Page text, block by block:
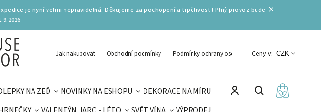
je nyní velmi nepravidelná. Děkujeme za pochopení a trpělivost ! Plný provoz bude
Jak nakupovat Obchodní podmínky Podmínky ochrany osobních údajů
Ceny v: CZK
NA ZEĎ NOVINKY NA ESHOPU
DEKORACE NA MÍRU